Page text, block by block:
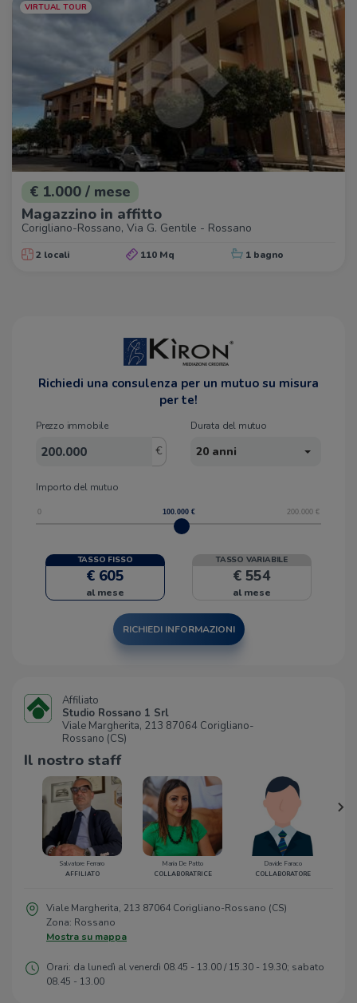
VIRTUAL TOUR
€ 1.000 / mese
Magazzino in affitto
Corigliano-Rossano, Via G. Gentile - Rossano
2 locali 110 Mq 1 bagno
Richiedi una consulenza per un mutuo su misura
per te!
Prezzo immobile
€
Durata del mutuo
20 anni
Importo del mutuo
0 200.000 €
100.000€
TASSO FISSO
€ 605
al mese
TASSO VARIABILE
€ 554
al mese
RICHIEDI INFORMAZIONI
Affiliato
Studio Rossano 1 Srl
Viale Margherita, 213 87064 Corigliano-
Rossano (CS)
Il nostro staff
Salvatore Ferraro
AFFILIATO
Maria De Patto
COLLABORATRICE
Davide Faraco
COLLABORATORE
Viale Margherita, 213 87064 Corigliano-Rossano (CS)
Zona: Rossano
Mostra su mappa
Orari: da lunedì al venerdì 08.45 - 13.00 / 15.30 - 19.30; sabato
08.45 - 13.00